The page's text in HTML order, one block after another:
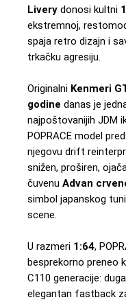
Livery donosi kultni
ekstremnoj,
spaja retro dizajn i
trkačku agresiju.
Originalni Kenmeri
godine danas je
najpoštovanijih JDM
POPRACE model
njegovu drift
snižen, proširen,
čuvenu Advan
simbol japanskog
scene.
U razmeri 1:64,
besprekorno preneo
C110 generacije:
elegantan fastback